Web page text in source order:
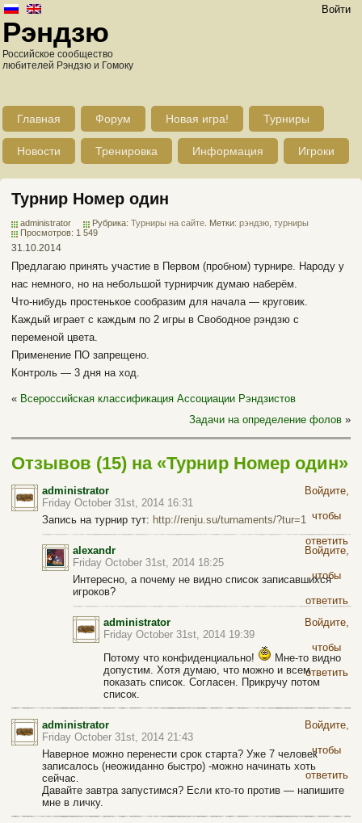
Войти
Рэндзю
Российское сообщество
любителей Рэндзю и Гомоку
Главная Форум Новая игра! Турниры
Новости Тренировка Информация Игроки
Турнир Номер один
administrator Рубрика: Турниры на сайте . Метки: рэндзю турниры
Просмотров: 1 549
31.10.2014
Предлагаю принять участие в Первом (пробном) турнире. Народу у
нас немного, но на небольшой турнирчик думаю наберём.
Что-нибудь простенькое сообразим для начала — круговик.
Каждый играет с каждым по 2 игры в Свободное рэндзю с
переменой цвета.
Применение ПО запрещено.
Контроль — 3 дня на ход.
« Всероссийская классификация Ассоциации Рэндзистов
Задачи на определение фолов »
Отзывов (15) на «Турнир Номер один»
administrator
Friday October 31st, 2014 16:31
Войдите,
чтобы
ответить
Запись на турнир тут: http://renju.su/turnaments/?tur=1
alexandr
Friday October 31st, 2014 18:25
Войдите,
чтобы
ответить
Интересно, а почему не видно список записавшихся
игроков?
administrator
Friday October 31st, 2014 19:39
Войдите,
чтобы
ответить
Потому что конфиденциально!
Мне-то видно
допустим. Хотя думаю, что можно и всем
показать список. Согласен. Прикручу потом
список.
administrator
Friday October 31st, 2014 21:43
Войдите,
чтобы
ответить
Наверное можно перенести срок старта? Уже 7 человек
записалось (неожиданно быстро) -можно начинать хоть
сейчас.
Давайте завтра запустимся? Если кто-то против — напишите
мне в личку.